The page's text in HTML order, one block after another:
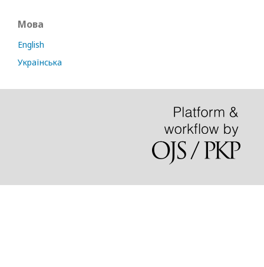
Мова
English
Українська